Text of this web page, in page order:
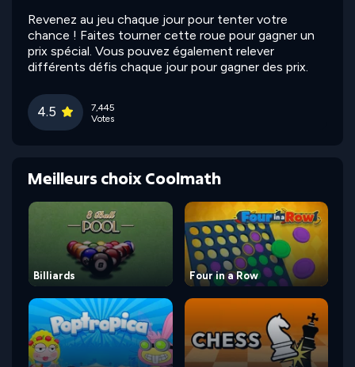
Revenez au jeu chaque jour pour tenter votre
chance ! Faites tourner cette roue pour gagner un
prix spécial. Vous pouvez également relever
différents défis chaque jour pour gagner des prix.
4.5
7,445
Votes
Meilleurs choix Coolmath
Billiards Four in a Row